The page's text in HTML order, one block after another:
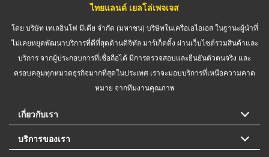
ไทยแลนด์ เยลโล่เพจเจส
โดย บริษัท เทเลอินโฟ มีเดีย จำกัด (มหาชน) บริษัทในเครือเอไอเอส ในฐานะผู้นำที่
ไม่เคยหยุดพัฒนาบริการที่ดีที่สุดด้านดิจิทัล มาร์เก็ตติ้ง ผ่านเว็บไซต์รวมสินค้าและ
บริการ จากผู้ประกอบการที่เชื่อถือได้ มีการตรวจสอบและยืนยันตัวตนจริง และ
ครอบคลุมทุกหมวดธุรกิจมากที่สุดในประเทศ เราจะมอบบริการที่เหนือความคาด
หมาย จากทีมงานคุณภาพ
เกี่ยวกับเรา
บริการของเรา